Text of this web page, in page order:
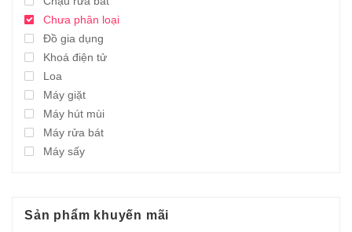
Chưa phân loại
Đồ gia dụng
Khoá điện tử
Loa
Máy giặt
Máy hút mùi
Máy rửa bát
Máy sấy
Sản phẩm khuyến mãi